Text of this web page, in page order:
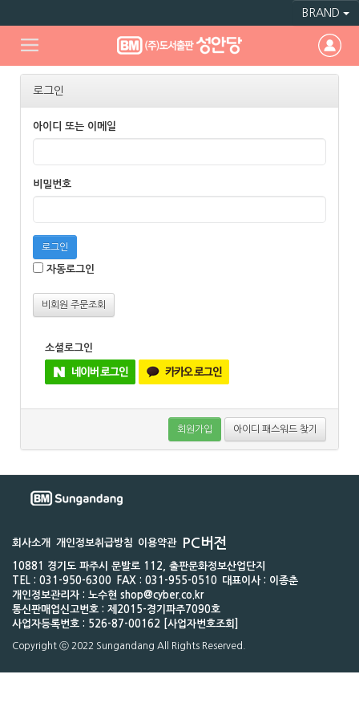
BRAND
로그인
아이디 또는 이메일
비밀번호
로그인
자동로그인
비회원 주문조회
소셜로그인
회원가입 아이디 패스워드 찾기
회사소개 개인정보취급방침 이용약관 PC버전
10881 경기도 파주시 문발로 112, 출판문화정보산업단지
TEL : 031-950-6300
FAX : 031-955-0510
대표이사 : 이종춘
개인정보관리자 : 노수현 shop@cyber.co.kr
통신판매업신고번호 : 제2015-경기파주7090호
사업자등록번호 : 526-87-00162 [사업자번호조회]
Copyright ⓒ 2022 Sungandang All Rights Reserved.